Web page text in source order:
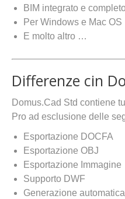
BIM integrato e
Per Windows e Mac OS
E molto altro …
Differenze cin
Domus.Cad Std contiene
Pro ad esclusione delle
Esportazione DOCFA
Esportazione OBJ
Esportazione Immagine
Supporto DWF
Generazione